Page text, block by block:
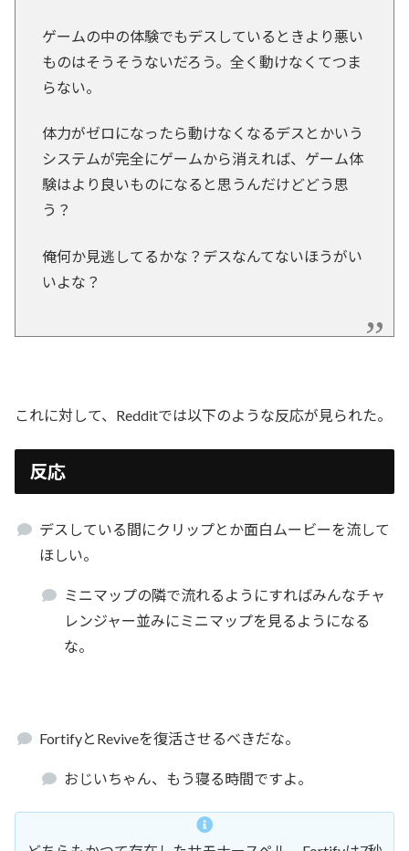
ゲームの中の体験でもデスしているときより悪い
ものはそうそうないだろう。全く動けなくてつま
らない。
体力がゼロになったら動けなくなるデスとかいう
システムが完全にゲームから消えれば、ゲーム体
験はより良いものになると思うんだけどどう思
う？
俺何か見逃してるかな？デスなんてないほうがい
いよな？
これに対して、Redditでは以下のような反応が見られた。
反応
デスしている間にクリップとか面白ムービーを流して
ほしい。
ミニマップの隣で流れるようにすればみんなチャ
レンジャー並みにミニマップを見るようになる
な。
FortifyとReviveを復活させるべきだな。
おじいちゃん、もう寝る時間ですよ。